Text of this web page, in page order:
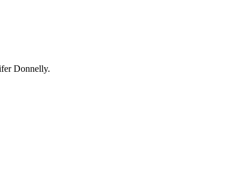
Donnelly.